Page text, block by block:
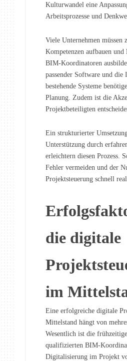
Kulturwandel eine
Arbeitsprozesse und
Viele Unternehmen müssen
Kompetenzen aufbauen
BIM-Koordinatoren
passender Software und die
bestehende Systeme
Planung. Zudem ist die
Projektbeteiligten
Ein strukturierter
Unterstützung durch
erleichtern diesen Prozess.
Fehler vermeiden und der
Projektsteuerung schnell
die digitale
im
Eine erfolgreiche digitale
Mittelstand hängt von
Wesentlich ist die
qualifizierten BIM-
Digitalisierung im Projekt